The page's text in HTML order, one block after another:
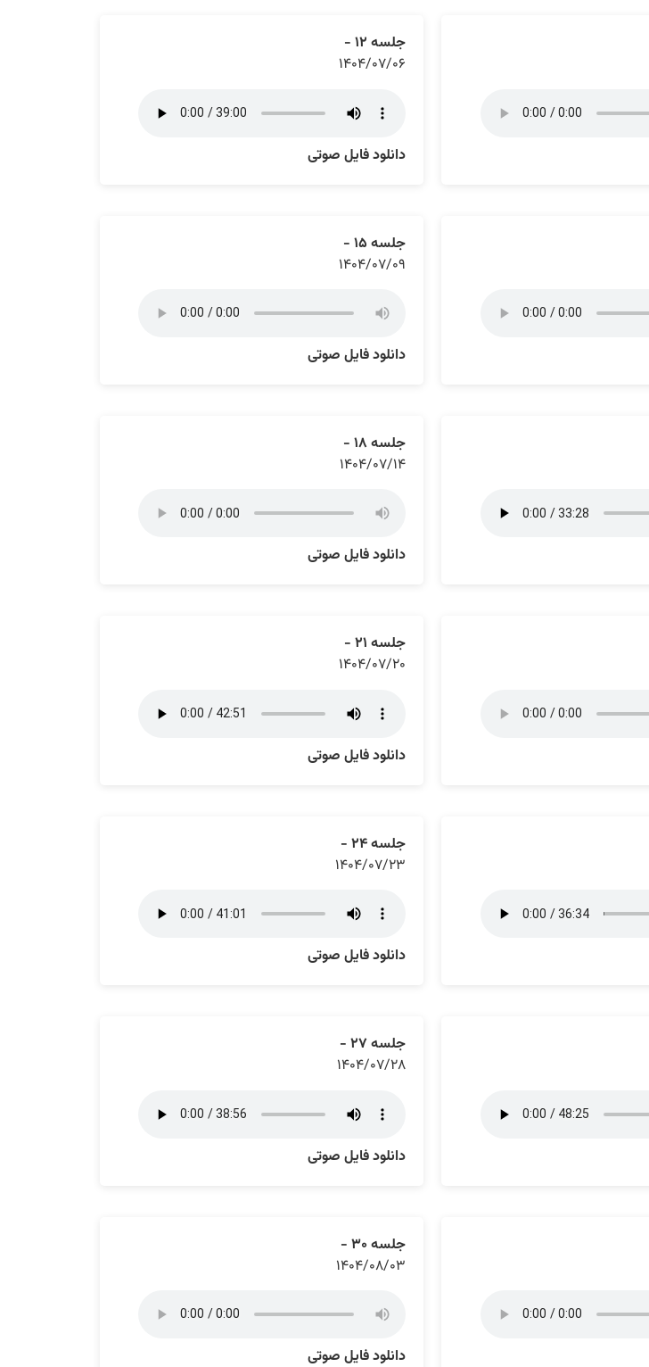
جلسه ۱۲ -
۱۴۰۴/۰۷/۰۶
دانلود فایل صوتی
جلسه ۱۵ -
۱۴۰۴/۰۷/۰۹
دانلود فایل صوتی
جلسه ۱۸ -
۱۴۰۴/۰۷/۱۴
دانلود فایل صوتی
جلسه ۲۱ -
۱۴۰۴/۰۷/۲۰
دانلود فایل صوتی
جلسه ۲۴ -
۱۴۰۴/۰۷/۲۳
دانلود فایل صوتی
جلسه ۲۷ -
۱۴۰۴/۰۷/۲۸
دانلود فایل صوتی
جلسه ۳۰ -
۱۴۰۴/۰۸/۰۳
دانلود فایل صوتی